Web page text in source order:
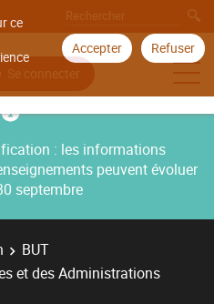
ce
Accepter Refuser
Se connecter
: les informations
peuvent évoluer
septembre
BUT
et des Administrations